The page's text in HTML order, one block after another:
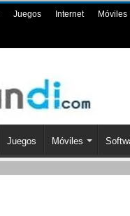
Juegos Internet Móviles
Juegos Móviles